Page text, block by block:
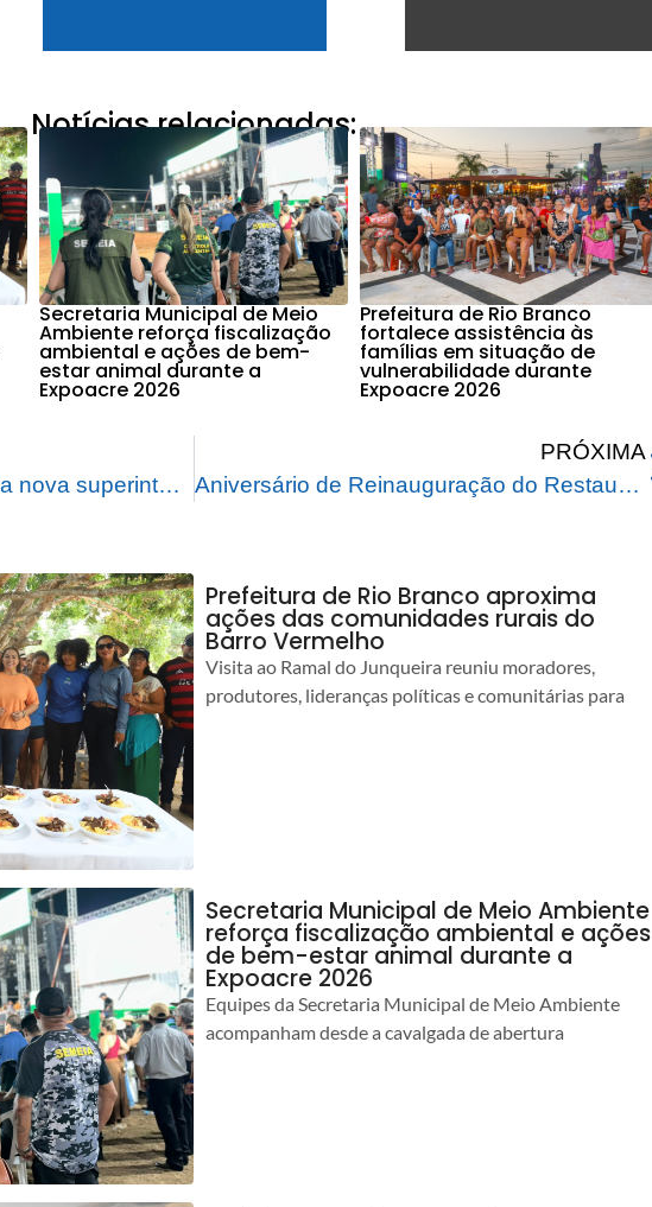
Notícias relacionadas:
Secretaria Municipal de Meio
Ambiente reforça fiscalização
ambiental e ações de bem-
estar animal durante a
Expoacre 2026
Prefeitura de Rio Branco
fortalece assistência às
famílias em situação de
vulnerabilidade durante
Expoacre 2026
Prefeito prestigia posse da nova superintendente da PRF
PRÓXIMA
Aniversário de Reinauguração do Restaurante Popular; Conheça um pouco do local
Prefeitura de Rio Branco aproxima
ações das comunidades rurais do
Barro Vermelho
Visita ao Ramal do Junqueira reuniu moradores,
produtores, lideranças políticas e comunitárias para
Secretaria Municipal de Meio Ambiente
reforça fiscalização ambiental e ações
de bem-estar animal durante a
Expoacre 2026
Equipes da Secretaria Municipal de Meio Ambiente
acompanham desde a cavalgada de abertura